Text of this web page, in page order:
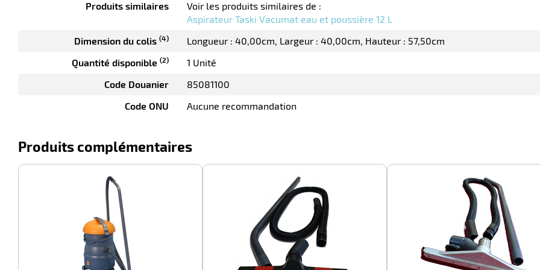
Produits similaires
Voir les produits similaires de :
Aspirateur Taski Vacumat eau et poussière 12 L
Dimension du colis (4) Longueur : 40,00cm Largeur : 40,00cm Hauteur : 57,50cm
Quantité disponible (2)
1 Unité
Code Douanier
85081100
Code ONU
Aucune recommandation
Produits complémentaires